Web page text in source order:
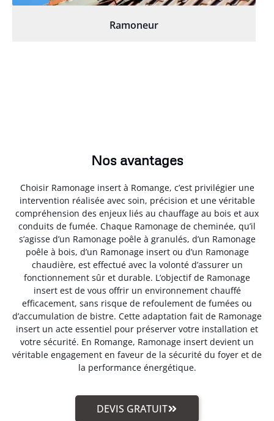
Ramoneur
Nos avantages
Choisir Ramonage insert à Romange, c’est privilégier une
intervention réalisée avec soin, précision et une véritable
compréhension des enjeux liés au chauffage au bois et aux
conduits de fumée. Chaque Ramonage de cheminée, qu’il
s’agisse d’un Ramonage poêle à granulés, d’un Ramonage
poêle à bois, d’un Ramonage insert ou d’un Ramonage
chaudière, est effectué avec la volonté d’assurer un
fonctionnement sûr et durable. L’objectif de Ramonage
insert est de vous offrir un environnement chauffé
efficacement, sans risque de refoulement de fumées ou
d’accumulation de bistre. Cette adaptation fait de Ramonage
insert un acte essentiel pour préserver votre installation et
votre sécurité. En Romange, Ramonage insert devient un
véritable engagement en faveur de la sécurité du foyer et de
la performance énergétique.
DEVIS GRATUIT